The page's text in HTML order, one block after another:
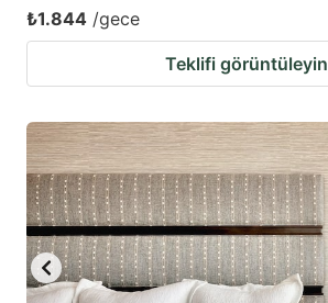
₺1.844 /gece
Teklifi görüntüleyin